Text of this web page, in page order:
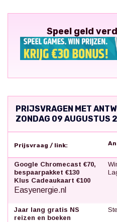
Speel geld
PRIJSVRAGEN MET
ZONDAG 09 AUGUSTUS
Prijsvraag / link:
Google Chromecast €70,
bespaarpakket €130
Klus Cadeaukaart €100
Easyenergie.nl
Jaar lang gratis NS
reizen en boeken